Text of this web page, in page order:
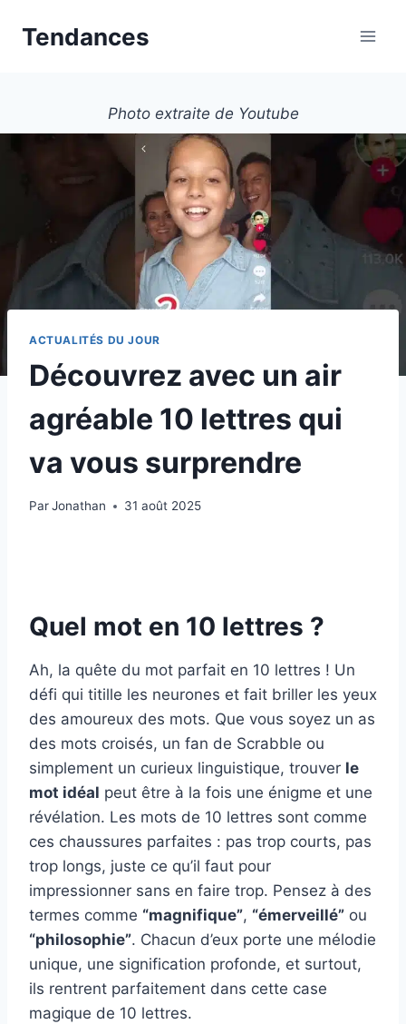
Tendances
Photo extraite de Youtube
ACTUALITÉS DU JOUR
Découvrez avec un air
agréable 10 lettres qui
va vous surprendre
ParJonathan 31 août 2025
Quel mot en 10 lettres ?
Ah, la quête du mot parfait en 10 lettres ! Un
défi qui titille les neurones et fait briller les yeux
des amoureux des mots. Que vous soyez un as
des mots croisés, un fan de Scrabble ou
simplement un curieux linguistique, trouver le
mot idéal peut être à la fois une énigme et une
révélation. Les mots de 10 lettres sont comme
ces chaussures parfaites : pas trop courts, pas
trop longs, juste ce qu’il faut pour
impressionner sans en faire trop. Pensez à des
termes comme “magnifique”, “émerveillé” ou
“philosophie”. Chacun d’eux porte une mélodie
unique, une signification profonde, et surtout,
ils rentrent parfaitement dans cette case
magique de 10 lettres.